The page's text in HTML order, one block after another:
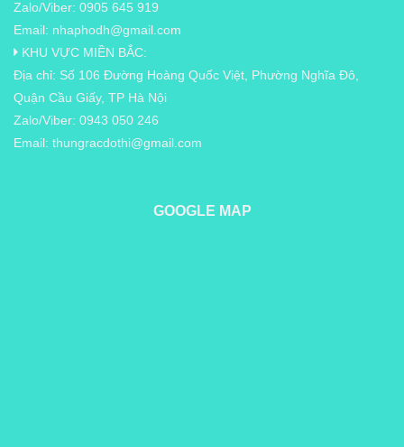
Zalo/Viber: 0905 645 919
Email: nhaphodh@gmail.com
KHU VỰC MIỀN BẮC:
Địa chỉ: Số 106 Đường Hoàng Quốc Việt, Phường Nghĩa Đô,
Quận Cầu Giấy, TP Hà Nội
Zalo/Viber: 0943 050 246
Email: thungracdothi@gmail.com
GOOGLE MAP